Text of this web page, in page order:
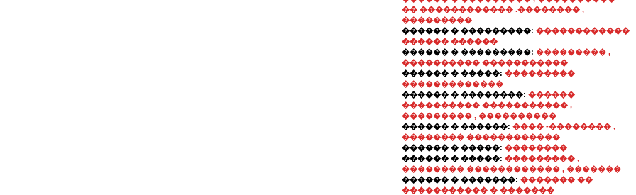
�� ������������ .�������� ,
���������
������ � ���������: ������������
������ ������
������ � ���������: ��������� ,
���������� �����������
������ � �����: ���������
�������������
������ � ��������: ������
���������� ����������� ,
��������� , ����������
������ � ������: ���� -�������� ,
�������� ������������
������ � �����: ��������
������ � �����: ��������� ,
�������� ������������ , �������
������ � �������: ������� ��
����������� � �������